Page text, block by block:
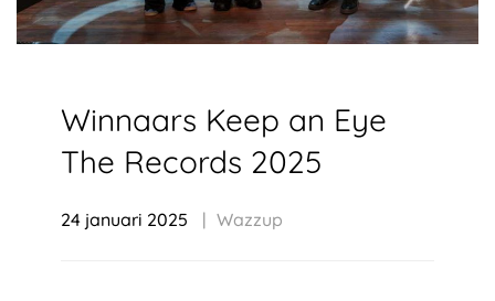
Winnaars Keep an Eye
The Records 2025
24 januari 2025 Wazzup